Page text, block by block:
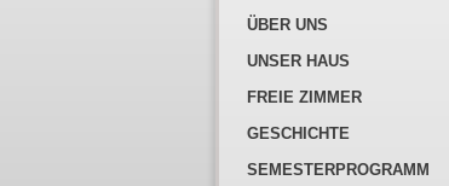
ÜBER UNS
UNSER HAUS
FREIE ZIMMER
GESCHICHTE
SEMESTERPROGRAMM